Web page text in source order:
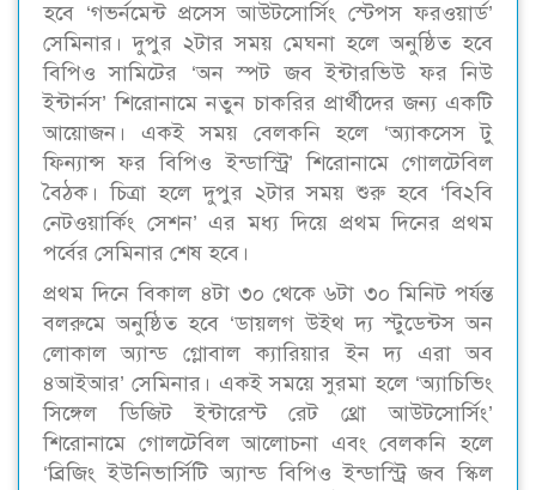
হবে ‘গভর্নমেন্ট প্রসেস আউটসোর্সিং স্টেপস ফরওয়ার্ড’
সেমিনার। দুপুর ২টার সময় মেঘনা হলে অনুষ্ঠিত হবে
বিপিও সামিটের ‘অন স্পট জব ইন্টারভিউ ফর নিউ
ইন্টার্নস’ শিরোনামে নতুন চাকরির প্রার্থীদের জন্য একটি
আয়োজন। একই সময় বেলকনি হলে ‘অ্যাকসেস টু
ফিন্যান্স ফর বিপিও ইন্ডাস্ট্রি’ শিরোনামে গোলটেবিল
বৈঠক। চিত্রা হলে দুপুর ২টার সময় শুরু হবে ‘বি২বি
নেটওয়ার্কিং সেশন’ এর মধ্য দিয়ে প্রথম দিনের প্রথম
পর্বের সেমিনার শেষ হবে।
প্রথম দিনে বিকাল ৪টা ৩০ থেকে ৬টা ৩০ মিনিট পর্যন্ত
বলরুমে অনুষ্ঠিত হবে ‘ডায়লগ উইথ দ্য স্টুডেন্টস অন
লোকাল অ্যান্ড গ্লোবাল ক্যারিয়ার ইন দ্য এরা অব
৪আইআর’ সেমিনার। একই সময়ে সুরমা হলে ‘অ্যাচিভিং
সিঙ্গেল ডিজিট ইন্টারেস্ট রেট থ্রো আউটসোর্সিং’
শিরোনামে গোলটেবিল আলোচনা এবং বেলকনি হলে
‘ব্রিজিং ইউনিভার্সিটি অ্যান্ড বিপিও ইন্ডাস্ট্রি জব স্কিল